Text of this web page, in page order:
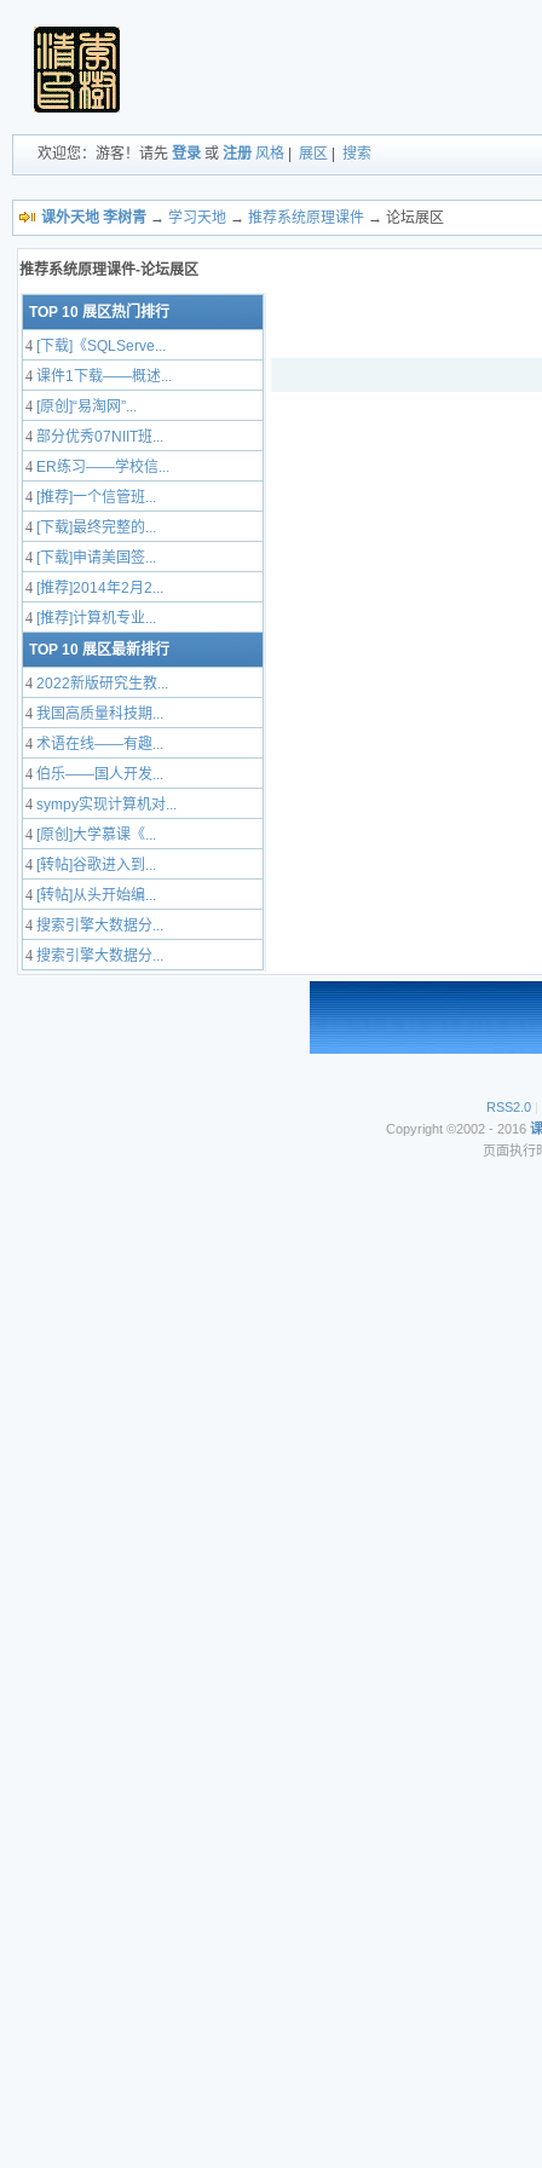
欢迎您：游客！请先 登录 或 注册 风格 展区 搜索
课外天地 李树青 → 学习天地 → 推荐系统原理课件 → 论坛展区
推荐系统原理课件-论坛展区
TOP 10 展区热门排行
4 [下载]《SQLServe...
4 课件1下载——概述...
4 [原创]“易淘网”...
4 部分优秀07NIIT班...
4 ER练习——学校信...
4 [推荐]一个信管班...
4 [下载]最终完整的...
4 [下载]申请美国签...
4 [推荐]2014年2月2...
4 [推荐]计算机专业...
TOP 10 展区最新排行
4 2022新版研究生教...
4 我国高质量科技期...
4 术语在线——有趣...
4 伯乐——国人开发...
4 sympy实现计算机对...
4 [原创]大学慕课《...
4 [转帖]谷歌进入到...
4 [转帖]从头开始编...
4 搜索引擎大数据分...
4 搜索引擎大数据分...
RSS2.0 |
Copyright ©2002 - 2016
页面执行